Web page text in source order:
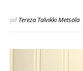
od Tereza Talvikki Metsola